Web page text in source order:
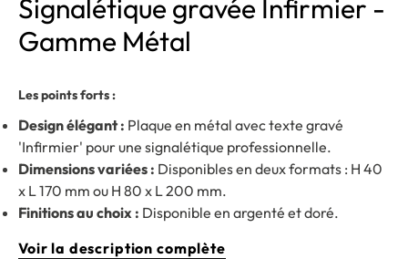
Signalétique gravée Infirmier -
Gamme Métal
Les points forts :
Design élégant : Plaque en métal avec texte gravé
'Infirmier' pour une signalétique professionnelle.
Dimensions variées : Disponibles en deux formats : H 40
x L 170 mm ou H 80 x L 200 mm.
Finitions au choix : Disponible en argenté et doré.
Voir la description complète